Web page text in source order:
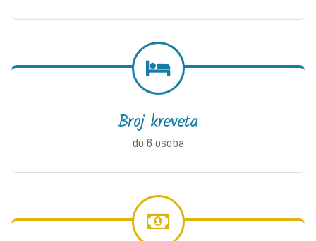
Broj kreveta
do 6 osoba